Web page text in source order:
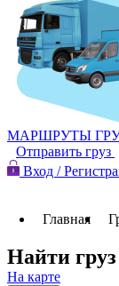
МАРШРУТЫ
Отправить груз
Вход /
Главная
Найти
На карте